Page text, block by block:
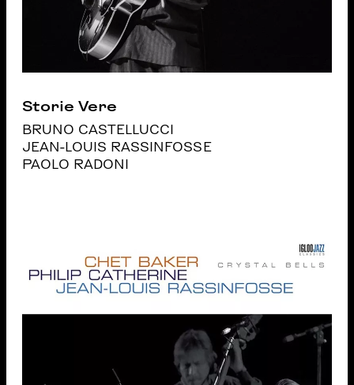
Storie Vere
BRUNO CASTELLUCCI
JEAN-LOUIS RASSINFOSSE
PAOLO RADONI